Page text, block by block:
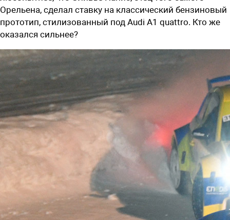
Орельена, сделал ставку на классический бензиновый
прототип, стилизованный под Audi A1 quattro. Кто же
оказался сильнее?